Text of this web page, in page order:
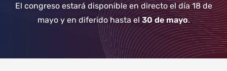
El congreso estará disponible en directo el día 18 de
mayo y en diferido hasta el30 de mayo.